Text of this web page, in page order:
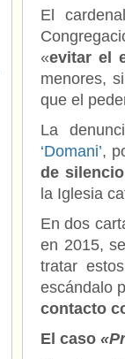
El
«evitar el
menores,
que el
La
‘Domani’,
de silencio
la Iglesia
En dos
en 2015,
tratar
escándalo
contacto
El caso